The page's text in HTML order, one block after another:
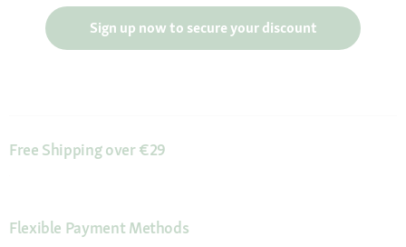
Sign up now to secure your discount
Free Shipping over €29
Flexible Payment Methods